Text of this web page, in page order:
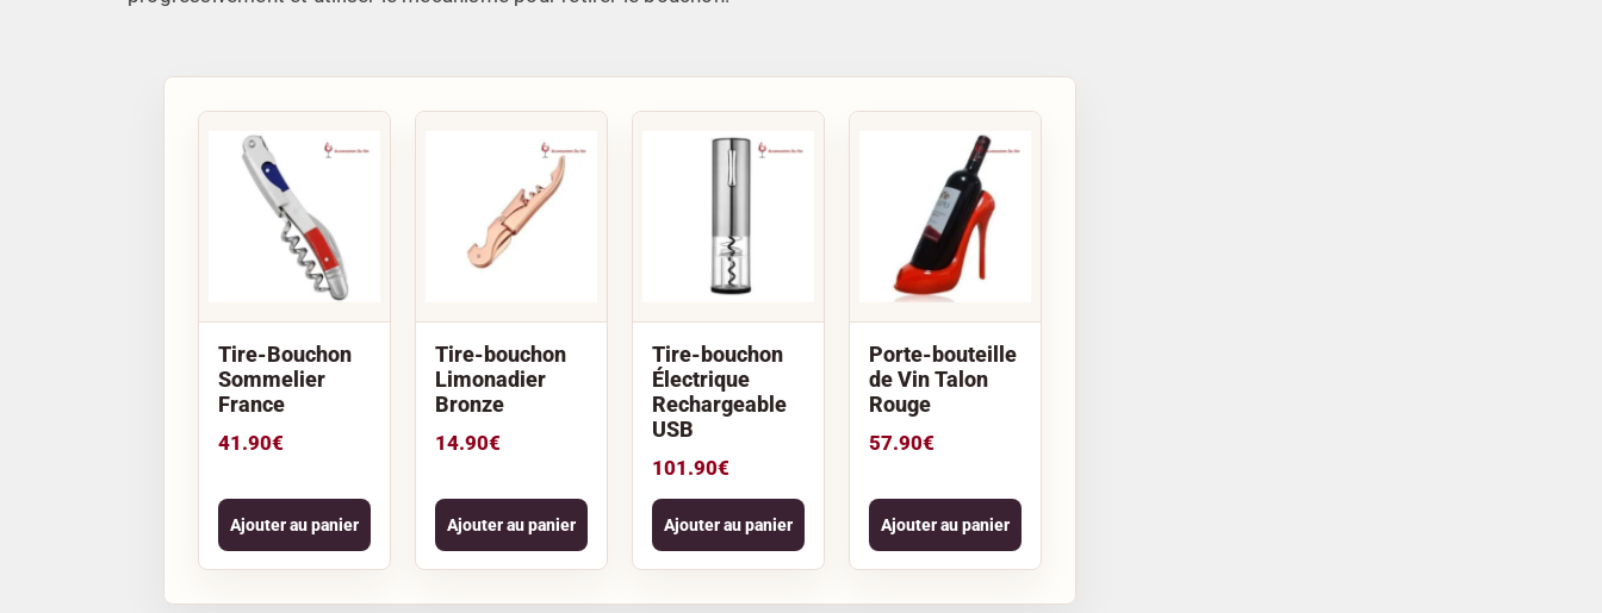
Tire-Bouchon
Sommelier
France
41.90€
Ajouter au panier
Tire-bouchon
Limonadier
Bronze
14.90€
Ajouter au panier
Tire-bouchon
Électrique
Rechargeable
USB
101.90€
Ajouter au panier
Porte-bouteille
de Vin Talon
Rouge
57.90€
Ajouter au panier